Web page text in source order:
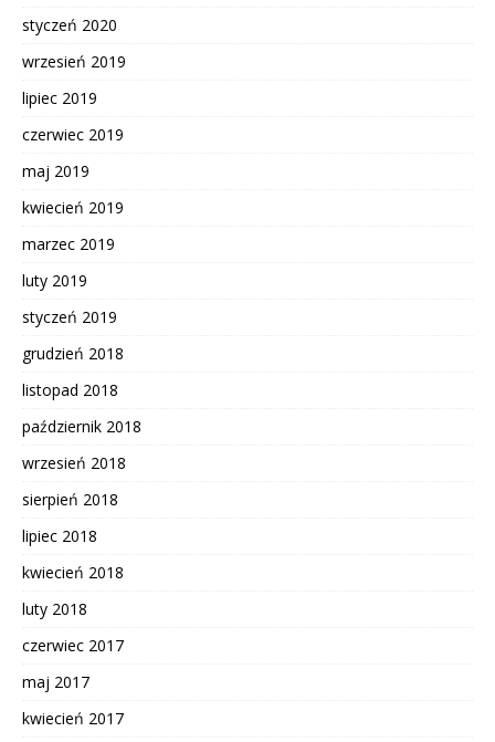
styczeń 2020
wrzesień 2019
lipiec 2019
czerwiec 2019
maj 2019
kwiecień 2019
marzec 2019
luty 2019
styczeń 2019
grudzień 2018
listopad 2018
październik 2018
wrzesień 2018
sierpień 2018
lipiec 2018
kwiecień 2018
luty 2018
czerwiec 2017
maj 2017
kwiecień 2017